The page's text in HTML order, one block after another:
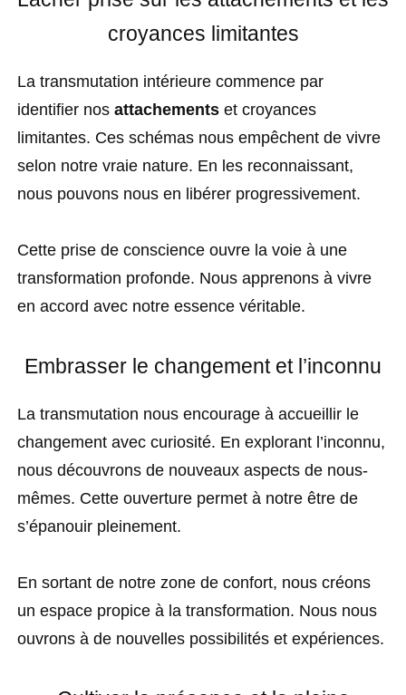
croyances limitantes
La transmutation intérieure commence par
identifier nos attachements et croyances
limitantes. Ces schémas nous empêchent de vivre
selon notre vraie nature. En les reconnaissant,
nous pouvons nous en libérer progressivement.
Cette prise de conscience ouvre la voie à une
transformation profonde. Nous apprenons à vivre
en accord avec notre essence véritable.
Embrasser le changement et l’inconnu
La transmutation nous encourage à accueillir le
changement avec curiosité. En explorant l’inconnu,
nous découvrons de nouveaux aspects de nous-
mêmes. Cette ouverture permet à notre être de
s’épanouir pleinement.
En sortant de notre zone de confort, nous créons
un espace propice à la transformation. Nous nous
ouvrons à de nouvelles possibilités et expériences.